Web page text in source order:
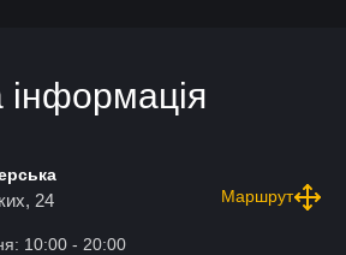
інформація
24 Маршрут
10:00 - 20:00